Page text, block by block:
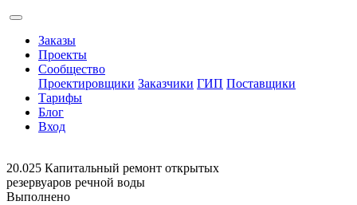
Заказы
Проекты
Сообщество
Проектировщики Заказчики ГИП Поставщики
Тарифы
Блог
Вход
20.025 Капитальный ремонт открытых
резервуаров речной воды
Выполнено